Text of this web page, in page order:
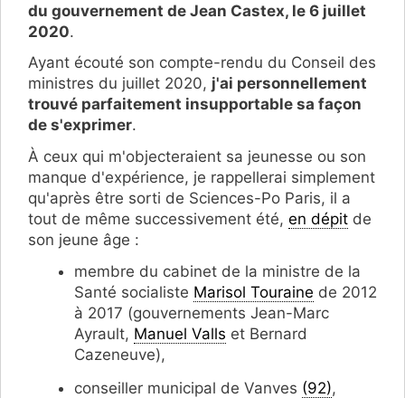
du gouvernement de Jean Castex, le 6 juillet
2020.
Ayant écouté son compte-rendu du Conseil des
ministres du juillet 2020, j'ai personnellement
trouvé parfaitement insupportable sa façon
de s'exprimer.
À ceux qui m'objecteraient sa jeunesse ou son
manque d'expérience, je rappellerai simplement
qu'après être sorti de Sciences-Po Paris, il a
tout de même successivement été, en dépit de
son jeune âge :
membre du cabinet de la ministre de la
Santé socialiste Marisol Touraine de 2012
à 2017 (gouvernements Jean-Marc
Ayrault, Manuel Valls et Bernard
Cazeneuve),
conseiller municipal de Vanves (92),